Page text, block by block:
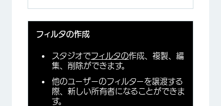
フィルタの作成
スタジオでフィルタの作成、複製、編
集、削除ができます。
他のユーザーのフィルターを譲渡する
際、新しい所有者になることができま
す。